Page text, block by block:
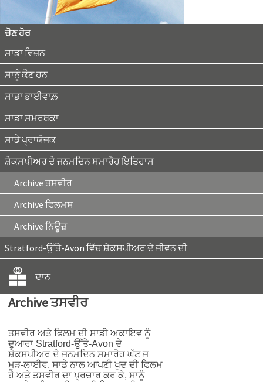
ਚੋਣ ਹੋਰ
ਸਾਡਾ ਵਿਜ਼ਨ
ਸਾਨੂੰ ਕੌਣ ਹਨ
ਸਾਡਾ ਭਾਈਵਾਲ਼
ਸਾਡਾ ਸਮਰਥਕਾ
ਸਾਡੇ ਪ੍ਰਾਯੋਜਕ
ਸ਼ੇਕਸਪੀਅਰ ਦੇ ਜਨਮਦਿਨ ਸਮਾਰੋਹ ਇਤਿਹਾਸ
Archive ਤਸਵੀਰ
Archive ਫਿਲਮਸ
Archive ਨਿਊਜ਼
Stratford-ਉੱਤੇ-Avon ਵਿੱਚ ਸ਼ੇਕਸਪੀਅਰ ਦੇ ਜੀਵਨ ਦੀ
ਦਾਨ
Archive ਤਸਵੀਰ
ਤਸਵੀਰ ਅਤੇ ਫਿਲਮ ਦੀ ਸਾਡੀ ਅਕਾਇਵ ਨੂੰ
ਦੁਆਰਾ Stratford-ਉੱਤੇ-Avon ਦੇ
ਸ਼ੇਕਸਪੀਅਰ ਦੇ ਜਨਮਦਿਨ ਸਮਾਰੋਹ ਘੱਟ ਜ
ਮੁੜ-ਲਾਈਵ. ਸਾਡੇ ਨਾਲ ਆਪਣੀ ਖੁਦ ਦੀ ਫਿਲਮ
ਹੈ ਅਤੇ ਤਸਵੀਰ ਦਾ ਪ੍ਰਚਾਰ ਕਰ ਕੇ, ਸਾਨੂੰ